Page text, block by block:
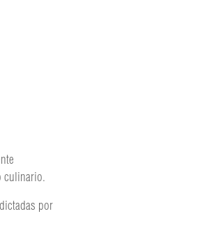
culinario.
por